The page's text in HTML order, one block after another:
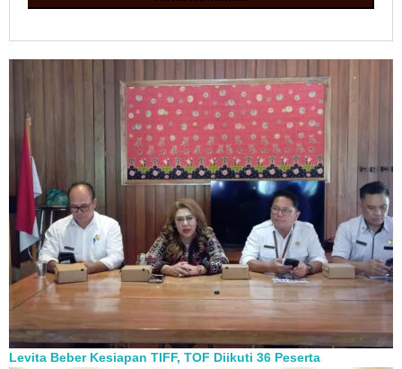
Levita Beber Kesiapan TIFF, TOF Diikuti 36 Peserta